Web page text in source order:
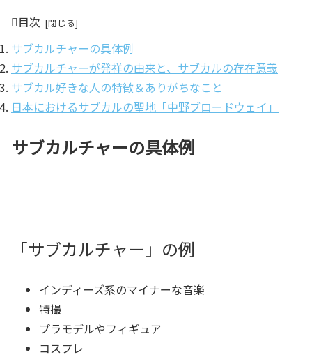
目次
サブカルチャーの具体例
サブカルチャーが発祥の由来と、サブカルの存在意義
サブカル好きな人の特徴＆ありがちなこと
日本におけるサブカルの聖地「中野ブロードウェイ」
サブカルチャーの具体例
「サブカルチャー」の例
インディーズ系のマイナーな音楽
特撮
プラモデルやフィギュア
コスプレ